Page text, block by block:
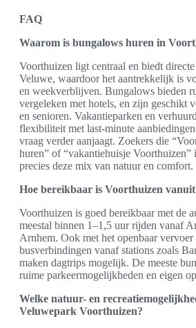
FAQ
Waarom is bungalows huren in
Voorthuizen ligt centraal en biedt
Veluwe, waardoor het aantrekkelijk is
en weekverblijven. Bungalows bieden
vergeleken met hotels, en zijn geschikt
en senioren. Vakantieparken en
flexibiliteit met last-minute
vraag verder aanjaagt. Zoekers die
huren” of “vakantiehuisje Voorthuizen”
precies deze mix van natuur en comfort.
Hoe bereikbaar is Voorthuizen vanuit
Voorthuizen is goed bereikbaar met de
meestal binnen 1–1,5 uur rijden vanaf
Arnhem. Ook met het openbaar vervoer
busverbindingen vanaf stations zoals
maken dagtrips mogelijk. De meeste
ruime parkeermogelijkheden en eigen
Welke natuur- en
Veluwepark Voorthuizen?